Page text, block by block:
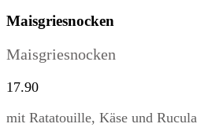
Maisgriesnocken
Maisgriesnocken
17.90
mit Ratatouille, Käse und Rucula